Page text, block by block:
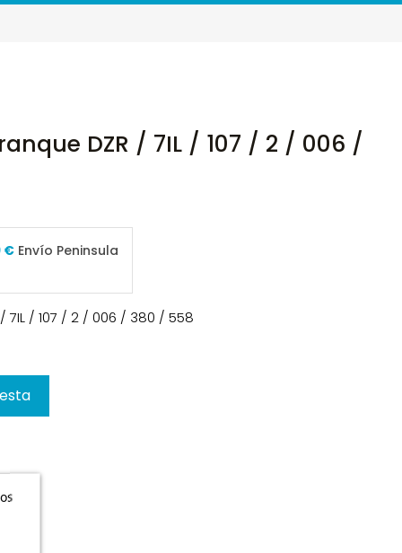
DZR / 7IL / 107 / 2 / 006 /
€ Envío Peninsula
7IL / 107 / 2 / 006 / 380 / 558